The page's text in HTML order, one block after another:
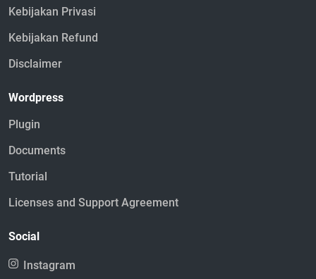
Kebijakan Privasi
Kebijakan Refund
Disclaimer
Wordpress
Plugin
Documents
Tutorial
Licenses and Support Agreement
Social
Instagram